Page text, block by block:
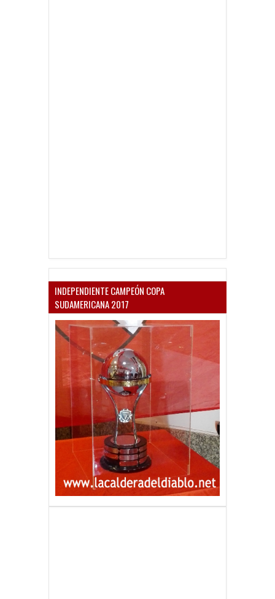
INDEPENDIENTE CAMPEÓN COPA
SUDAMERICANA 2017